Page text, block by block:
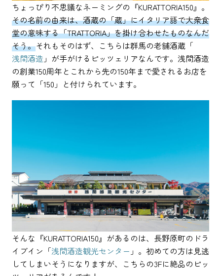
ちょっぴり不思議なネーミングの『KURATTORIA150』。
その名前の由来は、酒蔵の「蔵」にイタリア語で大衆食
堂の意味する「TRATTORIA」を掛け合わせたものなんだ
そう。それもそのはず、こちらは群馬の老舗酒蔵「
浅間酒造 」が手がけるピッツェリアなんです。浅間酒造
の創業150周年とこれから先の150年まで愛されるお店を
願って「150」と付けられています。
そんな『KURATTORIA150』があるのは、長野原町のドラ
イブイン「浅間酒造観光センター 」。初めての方は見逃
してしまいそうになりますが、こちらの3Fに絶品のピッ